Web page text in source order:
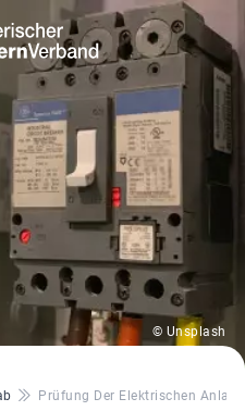
© Unsplash
Prüfung Der Elektrischen